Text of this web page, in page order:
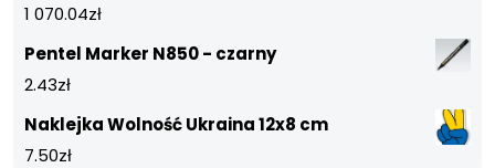
1 070.04zł
Pentel Marker N850 - czarny
2.43zł
Naklejka Wolność Ukraina 12x8 cm
7.50zł